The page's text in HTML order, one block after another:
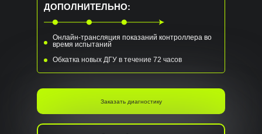
Обкатка новых ДГУ в течение 72 часов
Онлайн-трансляция показаний контроллера во
время испытаний
ДОПОЛНИТЕЛЬНО:
Заказать диагностику